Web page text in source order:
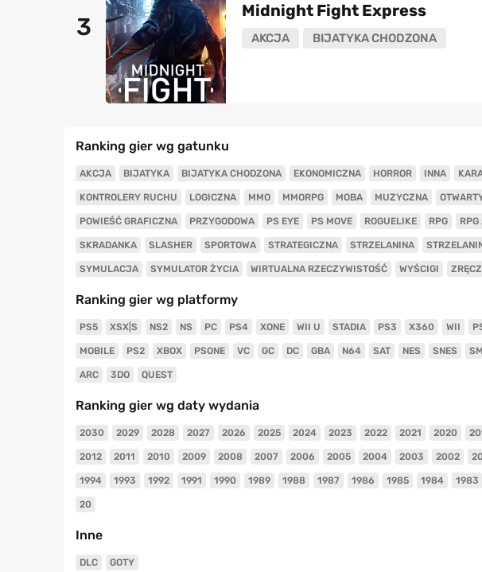
3
Midnight Fight Express
AKCJA BIJATYKA CHODZONA
Ranking gier wg gatunku
AKCJA BIJATYKA BIJATYKA CHODZONA EKONOMICZNA HORROR INNA
KONTROLERY RUCHU LOGICZNA MMO MMORPG MOBA MUZYCZNA
POWIEŚĆ GRAFICZNA PRZYGODOWA PS EYE PS MOVE ROGUELIKE RPG
SKRADANKA SLASHER SPORTOWA STRATEGICZNA STRZELANINA
SYMULACJA SYMULATOR ŻYCIA WIRTUALNA RZECZYWISTOŚĆ WYŚCIGI
Ranking gier wg platformy
PS5 XSX|S NS2 NS PC PS4 XONE WII U STADIA PS3 X360 WII
MOBILE PS2 XBOX PSONE VC GC DC GBA N64 SAT NES SNES
ARC 3DO QUEST
Ranking gier wg daty wydania
2030 2029 2028 2027 2026 2025 2024 2023 2022 2021 2020
2012 2011 2010 2009 2008 2007 2006 2005 2004 2003 2002
1994 1993 1992 1991 1990 1989 1988 1987 1986 1985 1984 1983
20
Inne
DLC GOTY